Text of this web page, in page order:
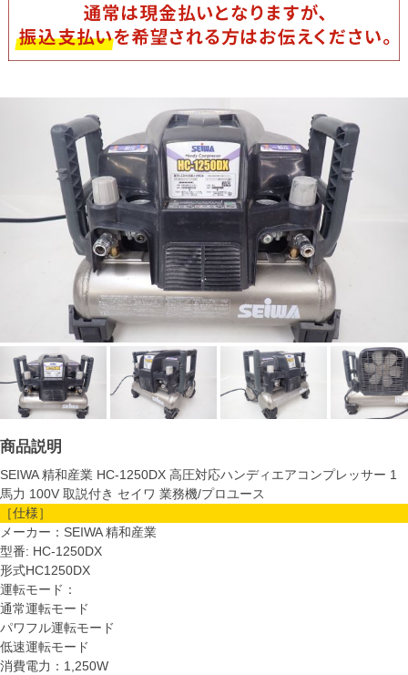
商品説明
SEIWA 精和産業 HC-1250DX 高圧対応ハンディエアコンプレッサー 1
馬力 100V 取説付き セイワ 業務機/プロユース
［仕様］
メーカー：SEIWA 精和産業
型番: HC-1250DX
形式HC1250DX
運転モード：
通常運転モード
パワフル運転モード
低速運転モード
消費電力：1,250W